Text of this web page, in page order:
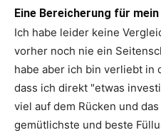
Eine Bereicherung für mein
Ich habe leider keine
vorher noch nie ein
habe aber ich bin verliebt in
dass ich direkt "etwas
viel auf dem Rücken und
gemütlichste und beste